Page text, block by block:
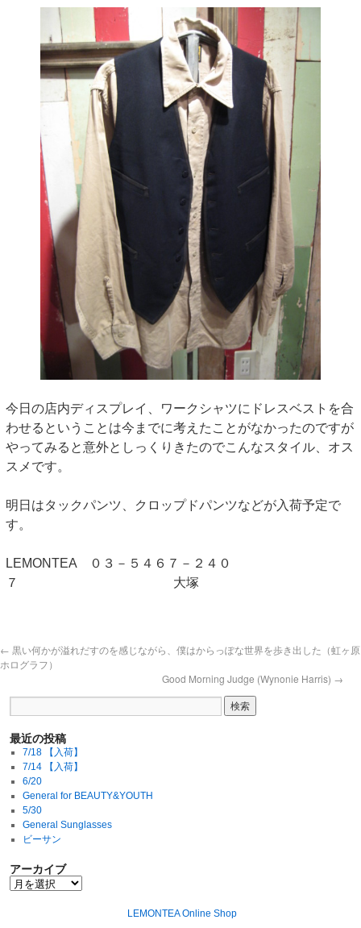
今日の店内ディスプレイ、ワークシャツにドレスベストを合
わせるということは今までに考えたことがなかったのですが
やってみると意外としっくりきたのでこんなスタイル、オス
スメです。
明日はタックパンツ、クロップドパンツなどが入荷予定で
す。
LEMONTEA ０３－５４６７－２４０
７ 大塚
← 黒い何かが溢れだすのを感じながら、僕はからっぽな世界を歩き出した（虹ヶ原
ホログラフ）
Good Morning Judge (Wynonie Harris) →
最近の投稿
7/18 【入荷】
7/14 【入荷】
6/20
General for BEAUTY&YOUTH
5/30
General Sunglasses
ビーサン
アーカイブ
LEMONTEA Online Shop